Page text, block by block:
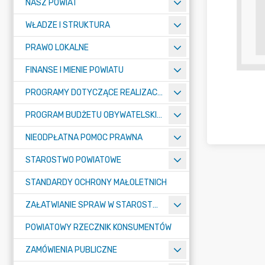
NASZ POWIAT
WŁADZE I STRUKTURA
PRAWO LOKALNE
FINANSE I MIENIE POWIATU
PROGRAMY DOTYCZĄCE REALIZACJI ZADAŃ PUBLICZNYCH
PROGRAM BUDŻETU OBYWATELSKIEGO POWIATU BYDGOSKIEGO
NIEODPŁATNA POMOC PRAWNA
STAROSTWO POWIATOWE
STANDARDY OCHRONY MAŁOLETNICH
ZAŁATWIANIE SPRAW W STAROSTWIE
POWIATOWY RZECZNIK KONSUMENTÓW
ZAMÓWIENIA PUBLICZNE